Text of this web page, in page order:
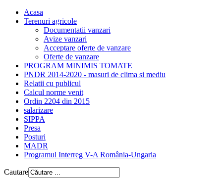
Acasa
Terenuri agricole
Documentatii vanzari
Avize vanzari
Acceptare oferte de vanzare
Oferte de vanzare
PROGRAM MINIMIS TOMATE
PNDR 2014-2020 - masuri de clima si mediu
Relatii cu publicul
Calcul norme venit
Ordin 2204 din 2015
salarizare
SIPPA
Presa
Posturi
MADR
Programul Interreg V-A România-Ungaria
Cautare